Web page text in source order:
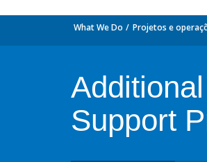
What We Do Projetos e
Support